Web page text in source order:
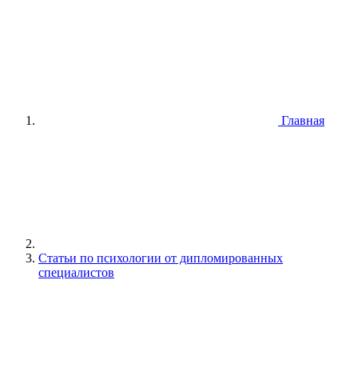
Главная
Статьи по психологии от дипломированных
специалистов